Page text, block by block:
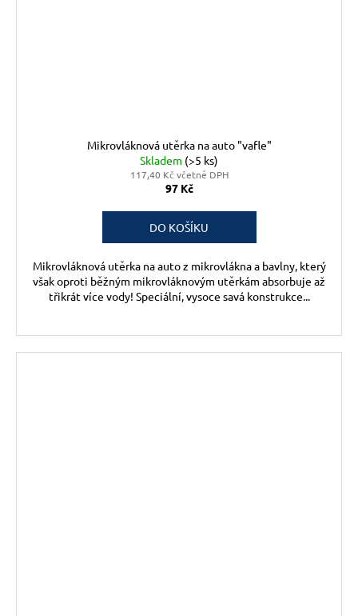
Mikrovláknová utěrka na auto "vafle"
Skladem (>5 ks)
117,40 Kč včetně DPH
97 Kč
DO KOŠÍKU
Mikrovláknová utěrka na auto z mikrovlákna a bavlny, který
však oproti běžným mikrovláknovým utěrkám absorbuje až
třikrát více vody! Speciální, vysoce savá konstrukce...